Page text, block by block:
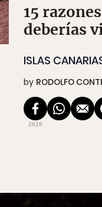
15
deberías
ISLAS
by RODOLFO
2619